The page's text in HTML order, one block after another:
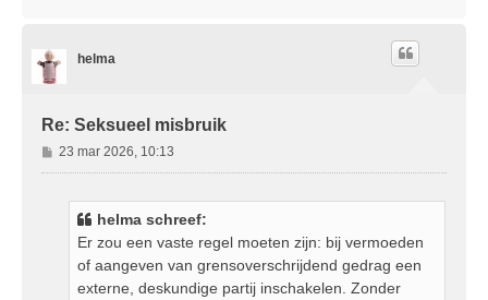
helma
Re: Seksueel misbruik
B
e
23 mar 2026, 10:13
helma schreef:
Er zou een vaste regel moeten zijn: bij vermoeden
of aangeven van grensoverschrijdend gedrag een
externe, deskundige partij inschakelen. Zonder